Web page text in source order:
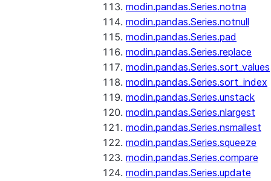
modin.pandas.Series.notna
modin.pandas.Series.notnull
modin.pandas.Series.pad
modin.pandas.Series.replace
modin.pandas.Series.sort_values
modin.pandas.Series.sort_index
modin.pandas.Series.unstack
modin.pandas.Series.nlargest
modin.pandas.Series.nsmallest
modin.pandas.Series.squeeze
modin.pandas.Series.compare
modin.pandas.Series.update